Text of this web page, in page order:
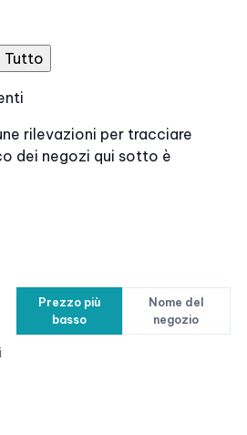
Tutto
rilevazioni per tracciare
dei negozi qui sotto è
Prezzo più
basso
Nome del
negozio